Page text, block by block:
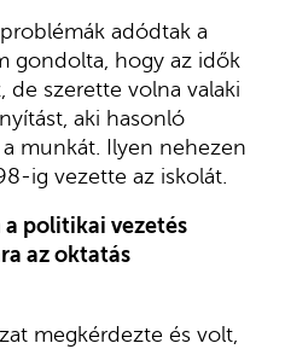
adódtak a
gondolta, hogy az idők
de szerette volna valaki
aki hasonló
munkát. Ilyen nehezen
ig vezette az iskolát.
a politikai vezetés
az oktatás
megkérdezte és volt,